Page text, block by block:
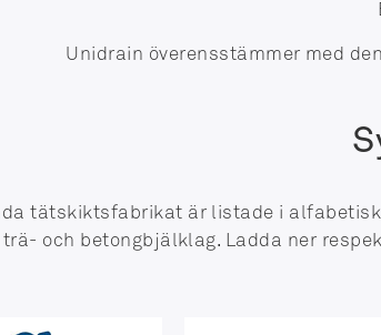
Unidrain överensstämmer med
tätskiktsfabrikat är listade i
och betongbjälklag. Ladda ner